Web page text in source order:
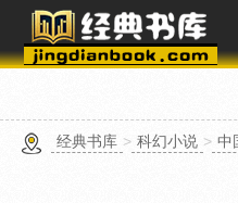
经典书库 > 科幻小说 > 中